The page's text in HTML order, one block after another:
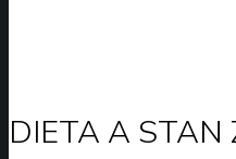
DIETA A STAN